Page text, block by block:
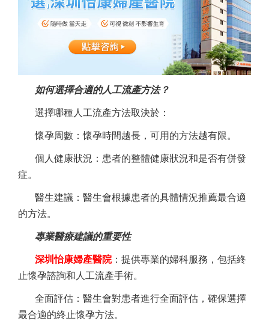
如何選擇合適的人工流產方法？
選擇哪種人工流產方法取決於：
懷孕周數：懷孕時間越長，可用的方法越有限。
個人健康狀況：患者的整體健康狀況和是否有併發
症。
醫生建議：醫生會根據患者的具體情況推薦最合適
的方法。
專業醫療建議的重要性
深圳怡康婦產醫院：提供專業的婦科服務，包括終
止懷孕諮詢和人工流產手術。
全面評估：醫生會對患者進行全面評估，確保選擇
最合適的終止懷孕方法。